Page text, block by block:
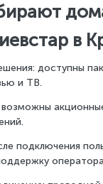
в
доступны
и ТВ.
возможны
подключения